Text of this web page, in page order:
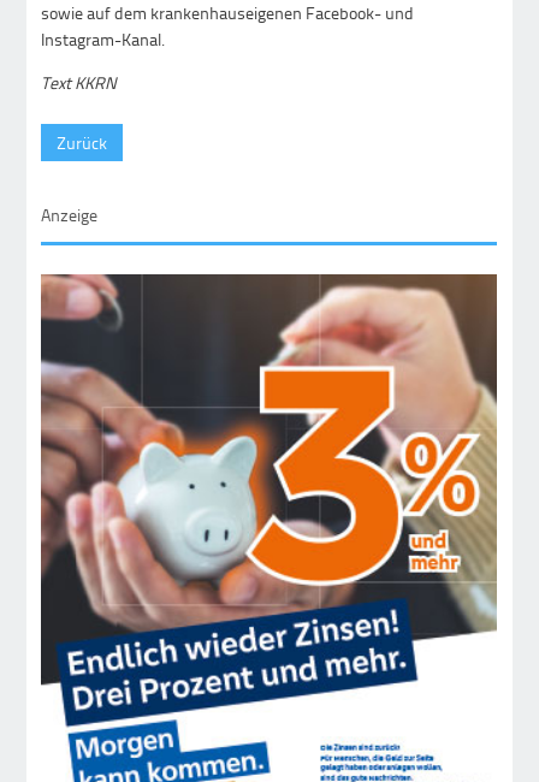
sowie auf dem krankenhauseigenen Facebook- und
Instagram-Kanal.
Text KKRN
Zurück
Anzeige